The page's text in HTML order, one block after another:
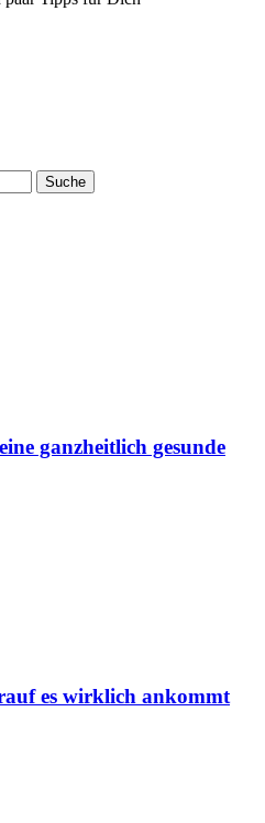
ganzheitlich gesunde
es wirklich ankommt